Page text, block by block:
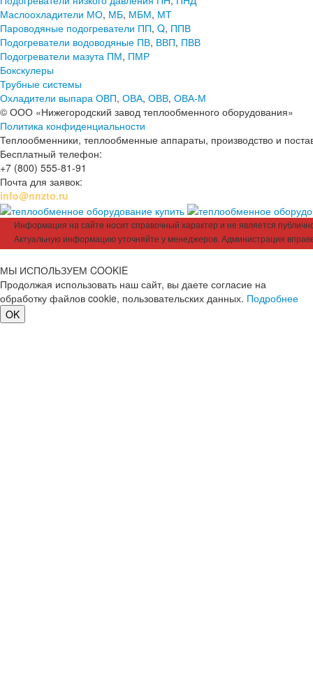
Маслоохладители МО, МБ, МБМ, МТ
Пароводяные подогреватели ПП, Q, ППВ
Подогреватели водоводяные ПВ, ВВП, ПВВ
Подогреватели мазута ПМ, ПМР
Бокскулеры
Трубные системы
Охладители выпара ОВП, ОВА, ОВВ, ОВА-М
© ООО «Нижегородский завод теплообменного оборудования»
Политика конфиденциальности
Теплообменники, теплообменные аппараты, производство и
Бесплатный телефон:
+7 (800) 555-81-91
Почта для заявок:
info@nnzto.ru
Информация на сайте носит справочный характер и не является
Актуальную информацию уточняйте у менеджеров. Администрация
МЫ ИСПОЛЬЗУЕМ COOKIE
Продолжая использовать наш сайт, вы даете согласие на
обработку файлов cookie, пользовательских данных. Подробнее
OK